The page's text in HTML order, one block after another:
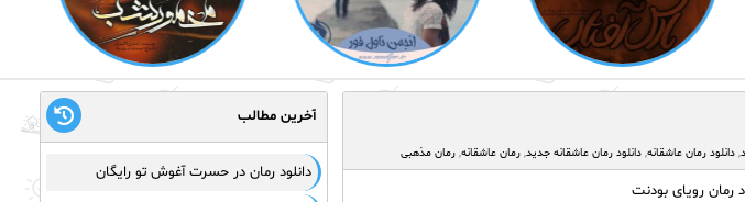
, دانلود رمان عاشقانه, دانلود رمان عاشقانه جدید, رمان عاشقانه, رمان مذهبی
رمان رویای بودنت
آخرین مطالب
دانلود رمان در حسرت آغوش تو رایگان